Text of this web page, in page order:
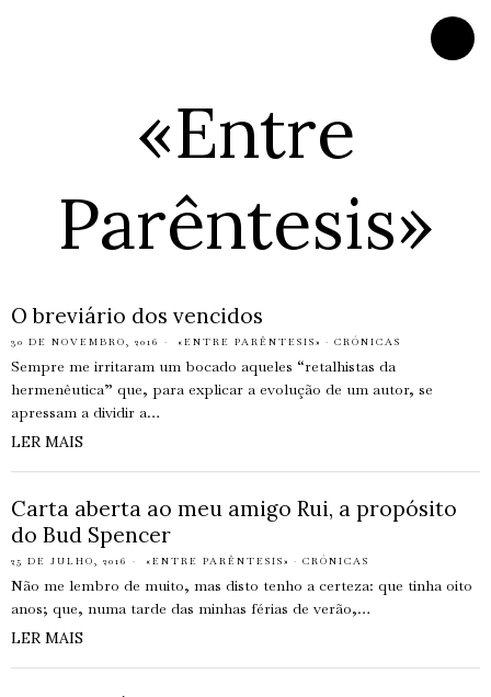
«Entre
Parêntesis»
O breviário dos vencidos
30 DE NOVEMBRO, 2016 «ENTRE PARÊNTESIS» · CRÓNICAS
Sempre me irritaram um bocado aqueles “retalhistas da
hermenêutica” que, para explicar a evolução de um autor, se
apressam a dividir a…
LER MAIS
Carta aberta ao meu amigo Rui, a propósito
do Bud Spencer
25 DE JULHO, 2016 «ENTRE PARÊNTESIS» · CRÓNICAS
Não me lembro de muito, mas disto tenho a certeza: que tinha oito
anos; que, numa tarde das minhas férias de verão,…
LER MAIS